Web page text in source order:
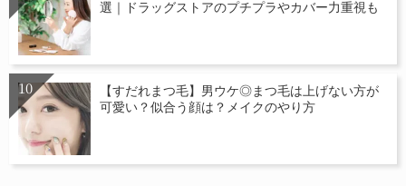
選｜ドラッグストアのプチプラやカバー力重視も
【すだれまつ毛】男ウケ◎まつ毛は上げない方が
可愛い？似合う顔は？メイクのやり方